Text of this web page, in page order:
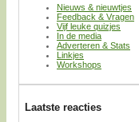
Nieuws & nieuwtjes
Feedback & Vragen
Vijf leuke quizjes
In de media
Adverteren & Stats
Linkjes
Workshops
Laatste reacties